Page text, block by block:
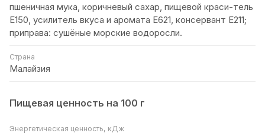
пшеничная мука, коричневый сахар, пищевой краси-тель
Е150, усилитель вкуса и аромата Е621, консервант Е211;
приправа: сушёные морские водоросли.
Страна
Малайзия
Пищевая ценность на 100 г
Энергетическая ценность, кДж